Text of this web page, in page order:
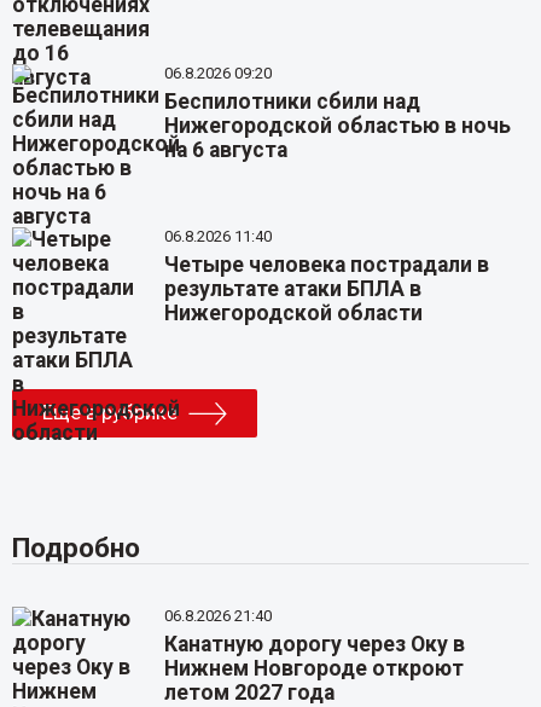
06.8.2026 09:20
Беспилотники сбили над
Нижегородской областью в ночь
на 6 августа
06.8.2026 11:40
Четыре человека пострадали в
результате атаки БПЛА в
Нижегородской области
Еще в рубрике
Подробно
06.8.2026 21:40
Канатную дорогу через Оку в
Нижнем Новгороде откроют
летом 2027 года